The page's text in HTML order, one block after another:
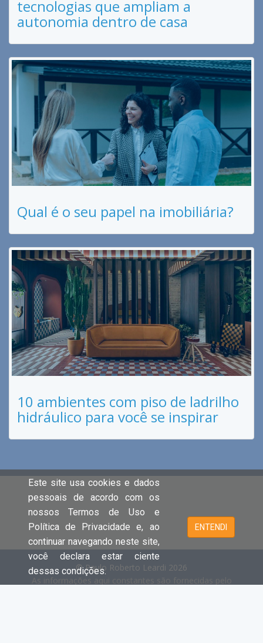
tecnologias que ampliam a
autonomia dentro de casa
Qual é o seu papel na imobiliária?
10 ambientes com piso de ladrilho
hidráulico para você se inspirar
© Paulo Roberto Leardi 2026
Este site usa cookies e dados
pessoais de acordo com os
nossos Termos de Uso e
Política de Privacidade e, ao
continuar navegando neste site,
você declara estar ciente
dessas condições.
ENTENDI